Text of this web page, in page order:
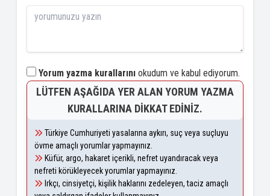
Yorum yazma kurallarını okudum ve kabul ediyorum.
LÜTFEN AŞAĞIDA YER ALAN YORUM YAZMA
KURALLARINA DIKKAT EDINIZ.
Türkiye Cumhuriyeti yasalarına aykırı, suç veya suçluyu
övme amaçlı yorumlar yapmayınız.
Küfür, argo, hakaret içerikli, nefret uyandıracak veya
nefreti körükleyecek yorumlar yapmayınız.
Irkçı, cinsiyetçi, kişilik haklarını zedeleyen, taciz amaçlı